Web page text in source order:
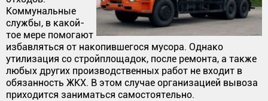
Коммунальные
службы, в какой-
тое мере помогают
избавляться от накопившегося мусора. Однако
утилизация со стройплощадок, после ремонта, а также
любых других производственных работ не входит в
обязанность ЖКХ. В этом случае организацией вывоза
приходится заниматься самостоятельно.